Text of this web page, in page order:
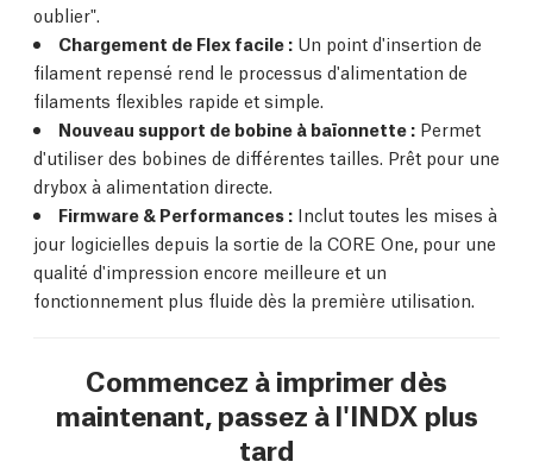
oublier".
Chargement de Flex facile : Un point d'insertion de
filament repensé rend le processus d'alimentation de
filaments flexibles rapide et simple.
Nouveau support de bobine à baïonnette : Permet
d'utiliser des bobines de différentes tailles. Prêt pour une
drybox à alimentation directe.
Firmware & Performances : Inclut toutes les mises à
jour logicielles depuis la sortie de la CORE One, pour une
qualité d'impression encore meilleure et un
fonctionnement plus fluide dès la première utilisation.
Commencez à imprimer dès
maintenant, passez à l'INDX plus
tard